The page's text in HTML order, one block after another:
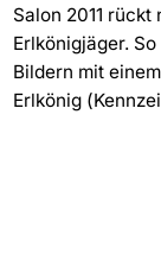
Salon 2011
Erlkönigjäger.
Bildern mit
Erlkönig